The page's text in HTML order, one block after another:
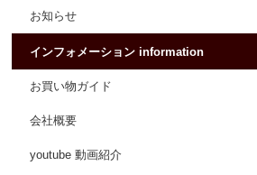
お知らせ
インフォメーション information
お買い物ガイド
会社概要
youtube 動画紹介